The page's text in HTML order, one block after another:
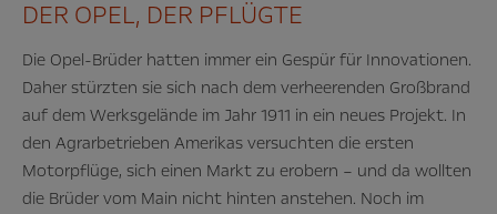
DER OPEL, DER PFLÜGTE
Die Opel-Brüder hatten immer ein Gespür für Innovationen.
Daher stürzten sie sich nach dem verheerenden Großbrand
auf dem Werksgelände im Jahr 1911 in ein neues Projekt. In
den Agrarbetrieben Amerikas versuchten die ersten
Motorpflüge, sich einen Markt zu erobern – und da wollten
die Brüder vom Main nicht hinten anstehen. Noch im